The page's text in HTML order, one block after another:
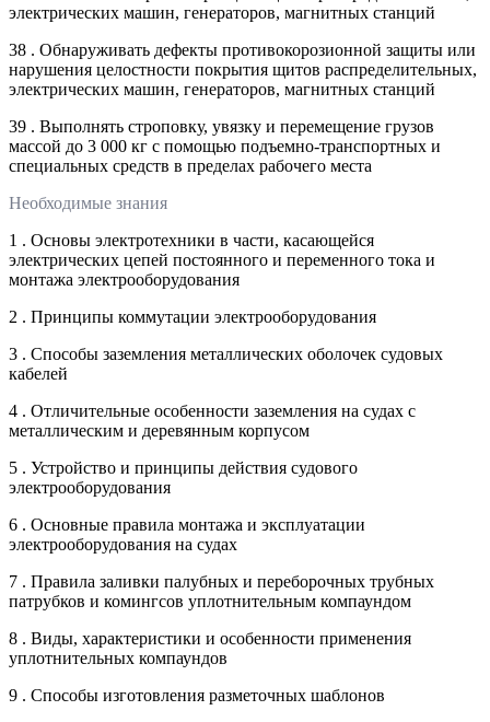
электрических машин, генераторов, магнитных станций
38 . Обнаруживать дефекты противокорозионной защиты или
нарушения целостности покрытия щитов распределительных,
электрических машин, генераторов, магнитных станций
39 . Выполнять строповку, увязку и перемещение грузов
массой до 3 000 кг с помощью подъемно-транспортных и
специальных средств в пределах рабочего места
Необходимые знания
1 . Основы электротехники в части, касающейся
электрических цепей постоянного и переменного тока и
монтажа электрооборудования
2 . Принципы коммутации электрооборудования
3 . Способы заземления металлических оболочек судовых
кабелей
4 . Отличительные особенности заземления на судах с
металлическим и деревянным корпусом
5 . Устройство и принципы действия судового
электрооборудования
6 . Основные правила монтажа и эксплуатации
электрооборудования на судах
7 . Правила заливки палубных и переборочных трубных
патрубков и комингсов уплотнительным компаундом
8 . Виды, характеристики и особенности применения
уплотнительных компаундов
9 . Способы изготовления разметочных шаблонов